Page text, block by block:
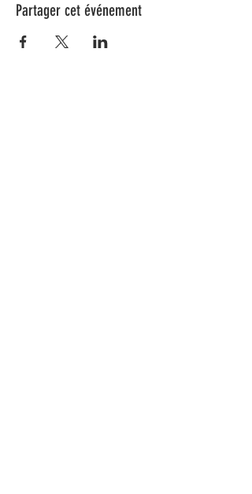
Partager cet événement